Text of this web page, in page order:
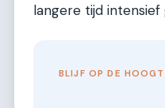
langere tijd intensief
BLIJF OP DE